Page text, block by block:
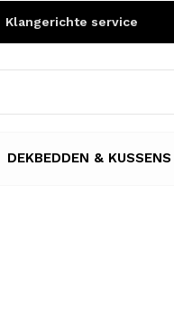
DEKBEDDEN & KUSSENS
Klangerichte service